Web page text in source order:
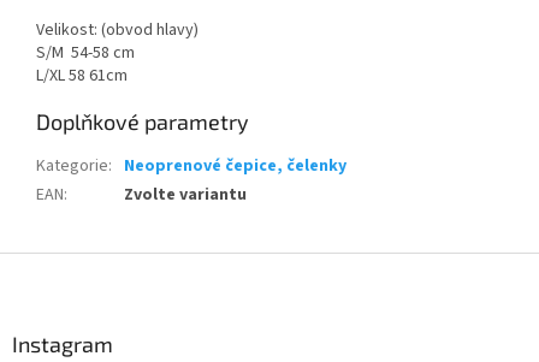
Velikost: (obvod hlavy)
S/M 54-58 cm
L/XL 58 61cm
Doplňkové parametry
Kategorie: Neoprenové čepice, čelenky
EAN: Zvolte variantu
Instagram
Send